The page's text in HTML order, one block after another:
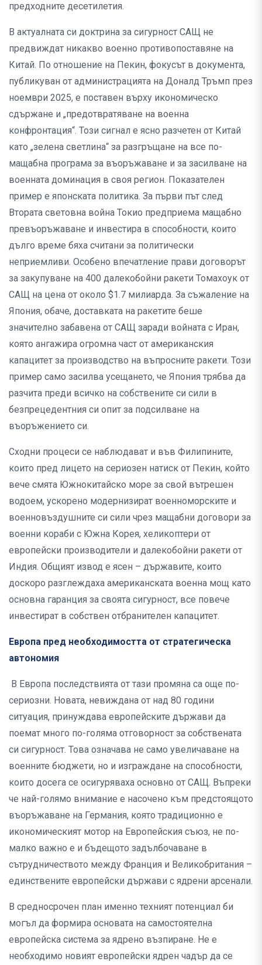
предходните десетилетия.
В актуалната си доктрина за сигурност САЩ не
предвиждат никакво военно противопоставяне на
Китай. По отношение на Пекин, фокусът в документа,
публикуван от администрацията на Доналд Тръмп през
ноември 2025, е поставен върху икономическо
сдържане и „предотвратяване на военна
конфронтация“. Този сигнал е ясно разчетен от Китай
като „зелена светлина“ за разгръщане на все по-
мащабна програма за въоръжаване и за засилване на
военната доминация в своя регион. Показателен
пример е японската политика. За първи път след
Втората световна война Токио предприема мащабно
превъоръжаване и инвестира в способности, които
дълго време бяха считани за политически
неприемливи. Особено впечатление прави договорът
за закупуване на 400 далекобойни ракети Томахоук от
САЩ на цена от около $1.7 милиарда. За съжаление на
Япония, обаче, доставката на ракетите беше
значително забавена от САЩ заради войната с Иран,
която ангажира огромна част от американския
капацитет за производство на въпросните ракети. Този
пример само засилва усещането, че Япония трябва да
разчита преди всичко на собствените си сили в
безпрецедентния си опит за подсилване на
въоръжението си.
Сходни процеси се наблюдават и във Филипините,
които пред лицето на сериозен натиск от Пекин, който
вече смята Южнокитайско море за свой вътрешен
водоем, ускорено модернизират военноморските и
военновъздушните си сили чрез мащабни договори за
военни кораби с Южна Корея, хеликоптери от
европейски производители и далекобойни ракети от
Индия. Общият извод е ясен – държавите, които
доскоро разглеждаха американската военна мощ като
основна гаранция за своята сигурност, все повече
инвестират в собствен отбранителен капацитет.
Европа пред необходимостта от стратегическа
автономия
В Европа последствията от тази промяна са още по-
сериозни. Новата, невиждана от над 80 години
ситуация, принуждава европейските държави да
поемат много по-голяма отговорност за собствената
си сигурност. Това означава не само увеличаване на
военните бюджети, но и изграждане на способности,
които досега се осигуряваха основно от САЩ. Въпреки
че най-голямо внимание е насочено към предстоящото
въоръжаване на Германия, която традиционно е
икономическият мотор на Европейския съюз, не по-
малко важно е и бъдещото задълбочаване в
сътрудничеството между Франция и Великобритания –
единствените европейски държави с ядрени арсенали.
В средносрочен план именно техният потенциал би
могъл да формира основата на самостоятелна
европейска система за ядрено възпиране. Не е
необходимо новият европейски ядрен чадър да се